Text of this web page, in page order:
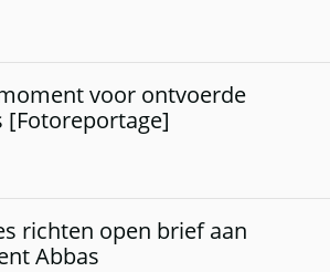
voor ontvoerde
[Fotoreportage]
richten open brief aan
Abbas